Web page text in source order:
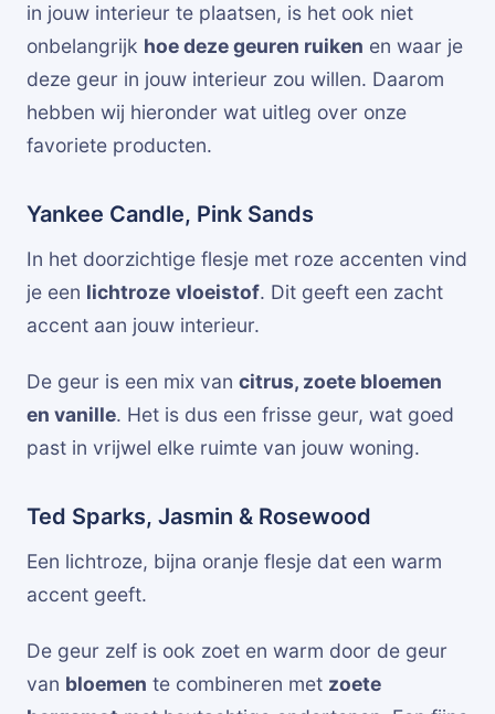
in jouw interieur te plaatsen, is het ook niet
onbelangrijk hoe deze geuren ruiken en waar je
deze geur in jouw interieur zou willen. Daarom
hebben wij hieronder wat uitleg over onze
favoriete producten.
Yankee Candle, Pink Sands
In het doorzichtige flesje met roze accenten vind
je een lichtroze vloeistof. Dit geeft een zacht
accent aan jouw interieur.
De geur is een mix van citrus, zoete bloemen
en vanille. Het is dus een frisse geur, wat goed
past in vrijwel elke ruimte van jouw woning.
Ted Sparks, Jasmin & Rosewood
Een lichtroze, bijna oranje flesje dat een warm
accent geeft.
De geur zelf is ook zoet en warm door de geur
van bloemen te combineren met zoete